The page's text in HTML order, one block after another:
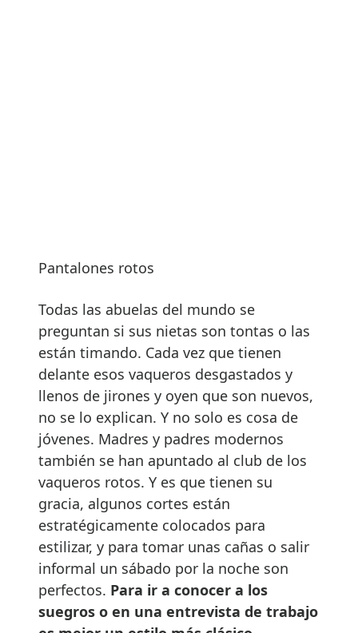
Pantalones rotos
Todas las abuelas del mundo se
preguntan si sus nietas son tontas o las
están timando. Cada vez que tienen
delante esos vaqueros desgastados y
llenos de jirones y oyen que son nuevos,
no se lo explican. Y no solo es cosa de
jóvenes. Madres y padres modernos
también se han apuntado al club de los
vaqueros rotos. Y es que tienen su
gracia, algunos cortes están
estratégicamente colocados para
estilizar, y para tomar unas cañas o salir
informal un sábado por la noche son
perfectos. Para ir a conocer a los
suegros o en una entrevista de trabajo